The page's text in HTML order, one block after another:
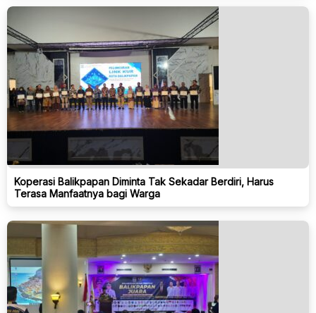
Koperasi Balikpapan Diminta Tak Sekadar Berdiri, Harus
Terasa Manfaatnya bagi Warga